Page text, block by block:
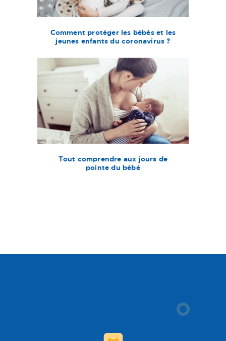
Comment protéger les bébés et les
jeunes enfants du coronavirus ?
Tout comprendre aux jours de
pointe du bébé